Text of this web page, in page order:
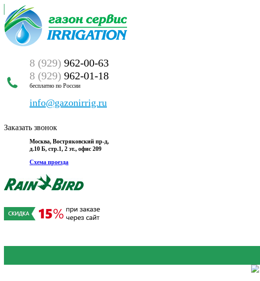
8 (929) 962-00-63
8 (929) 962-01-18
бесплатно по России
info@gazonirrig.ru
Заказать звонок
Москва, Востряковский пр-д,
д.10 Б, стр.1, 2 эт., офис 209
Схема проезда